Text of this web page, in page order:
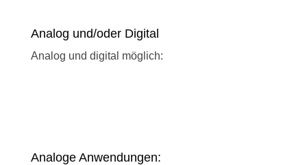
Analog und/oder Digital
Analog und digital möglich:
Analoge Anwendungen: